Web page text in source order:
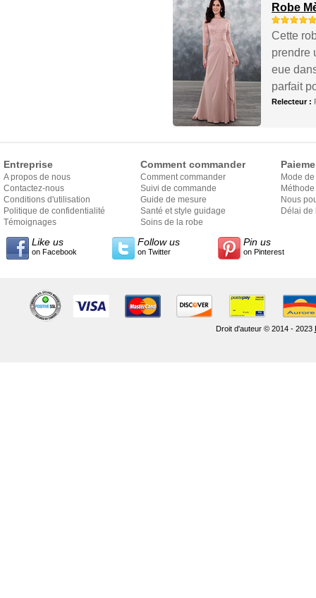
Robe
Cette
prendre
eue
parfait
Relecteur :
Entreprise
A propos de nous
Contactez-nous
Conditions d'utilisation
Politique de confidentialité
Témoignages
Comment commander
Comment commander
Suivi de commande
Guide de mesure
Santé et style guidage
Soins de la robe
Mode
Nous
Délai de
Like us
on Facebook
Follow us
on Twitter
Pin us
on Pinterest
Droit d'auteur © 2014 - 2023